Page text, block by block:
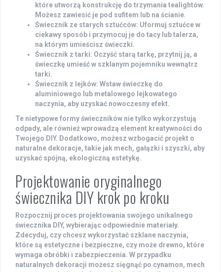
które utworzą konstrukcję do trzymania tealightów.
Możesz zawiesić je pod sufitem lub na ścianie.
Świecznik ze starych sztućców: Uformuj sztućce w
ciekawy sposób i przymocuj je do tacy lub talerza,
na którym umieścisz świeczki.
Świecznik z tarki: Oczyść starą tarkę, przytnij ją, a
świeczkę umieść w szklanym pojemniku wewnątrz
tarki.
Świecznik z lejków: Wstaw świeczkę do
aluminiowego lub metalowego lejkowatego
naczynia, aby uzyskać nowoczesny efekt.
Te nietypowe formy świeczników nie tylko wykorzystują
odpady, ale również wprowadzą element kreatywności do
Twojego DIY. Dodatkowo, możesz wzbogacić projekt o
naturalne dekoracje, takie jak mech, gałązki i szyszki, aby
uzyskać spójną, ekologiczną estetykę.
Projektowanie oryginalnego
świecznika DIY krok po kroku
Rozpocznij proces projektowania swojego unikalnego
świecznika DIY, wybierając odpowiednie materiały.
Zdecyduj, czy chcesz wykorzystać szklane naczynia,
które są estetyczne i bezpieczne, czy może drewno, które
wymaga obróbki i zabezpieczenia. W przypadku
naturalnych dekoracji możesz sięgnąć po cynamon, mech